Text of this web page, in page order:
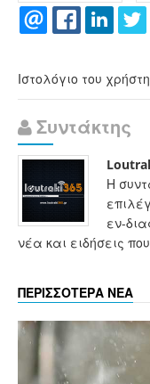
Ιστολόγιο του
Συντάκτης
Η
εν-
νέα και ειδήσεις
ΠΕΡΙΣΣΟΤΕΡΑ ΝΕΑ